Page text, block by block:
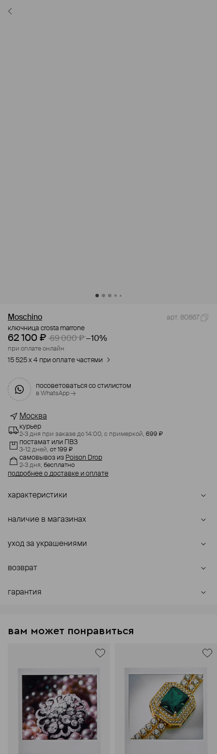
Moschino
арт. 80867
ключница crosta marrone
62 100 ₽ 69 000 ₽ −10%
при оплате онлайн
15 525 x 4 при оплате частями
посоветоваться со стилистом
в WhatsApp →
Москва
курьер
2-3 дня при заказе до 14:00, с примеркой, 699 ₽
постамат или ПВЗ
3-12 дней, от 199 ₽
самовывоз из Poison Drop
2-3 дня, бесплатно
подробнее о доставке и оплате
характеристики
наличие в магазинах
уход за украшениями
возврат
гарантия
вам может понравиться